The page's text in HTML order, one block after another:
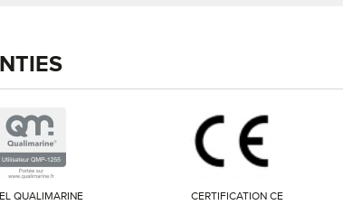
QUALIMARINE CERTIFICATION CE